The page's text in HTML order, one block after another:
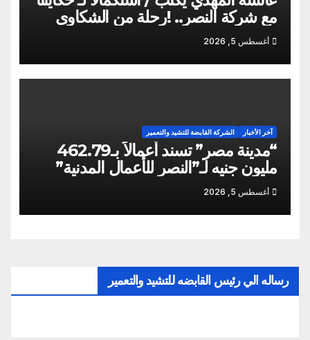
مع شركة النصر.. !رحلة من الشكاوى
ومزيد من التعنت المستمر.. و لجوء
للقابضة إلى صدمة الكواليس!
أغسطس 5, 2026
آخر الأخبار الشركة القابضة للتشيد والتعمير
“مدينة مصر” تسند أعمالاً بـ462.79
مليون جنيه لـ”النصر للأعمال المدنية”
أغسطس 5, 2026
رساله الي رئيس القابضه للتشيد والتعمير